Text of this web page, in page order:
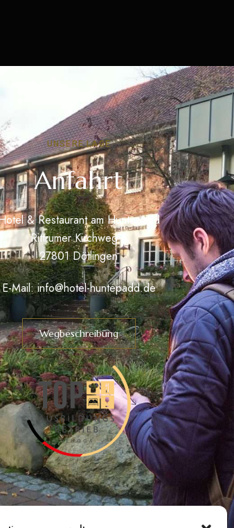
UNSERE LAGE
Anfahrt
& Restaurant am Huntepadd
Rittrumer Kirchweg 6
27801 Dötlingen
E-Mail:info@hotel-huntepadd.de
Wegbeschreibung